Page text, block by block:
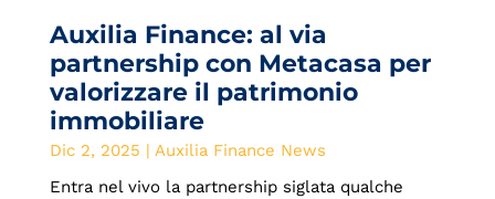
Auxilia Finance: al via
partnership con Metacasa per
valorizzare il patrimonio
immobiliare
Dic 2, 2025
Auxilia Finance News
Entra nel vivo la partnership siglata qualche